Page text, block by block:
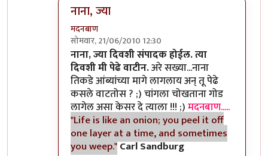
नाना, ज्या
मदनबाण
सोमवार, 21/06/2010 12:30
In reply to>>काहीbyII विकास II
नाना, ज्या दिवशी संपादक होईल. त्या
दिवशी मी पेढे वाटीन.अरे सख्या...नाना
तिकडे आंब्यांच्या मागे लागलाय अन् तू पेढे
कसले वाटतोस ? ;) चांगला चोखताना गोड
लागेल असा केसर दे त्याला !!! ;)मदनबाण.....
"Life is like an onion; you peel it off
one layer at a time, and sometimes
you weep."Carl Sandburg